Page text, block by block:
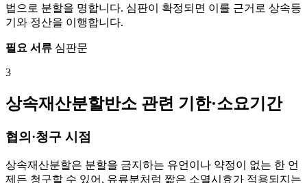
법으로 분할을 명합니다. 심판이 확정되면 이를 근거로 상속등
기와 정산을 이행합니다.
필요 서류 심판문
3
상속재산분할반소 관련 기한·소요기간
협의·청구 시점
상속재산분할은 분할을 금지하는 유언이나 약정이 없는 한 언
제든 청구할 수 있어, 유류분처럼 짧은 소멸시효가 적용되지는